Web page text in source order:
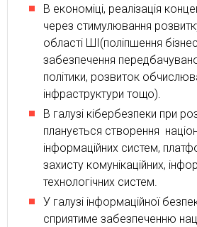
В економіці, реалізація
через стимулювання
області ШІ(поліпшення
забезпечення
політики, розвиток
інфраструктури тощо).
В галузі кібербезпеки при
планується створення
інформаційних систем,
захисту комунікаційних,
технологічних систем.
У галузі інформаційної
сприятиме забезпеченню